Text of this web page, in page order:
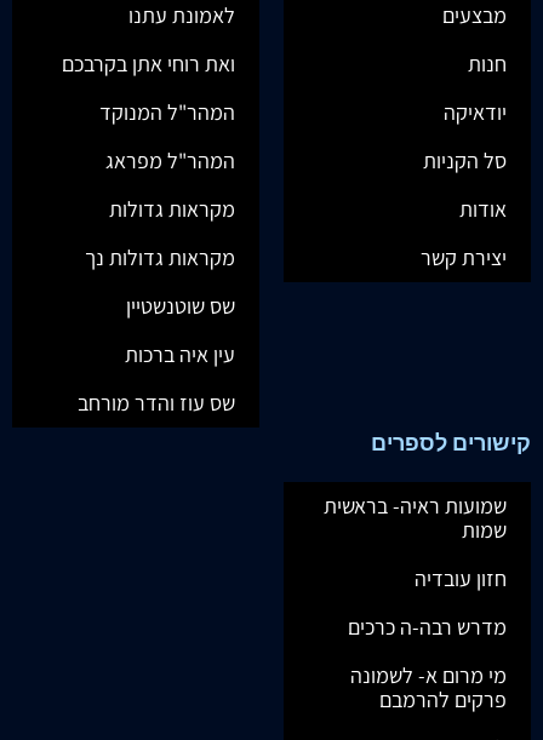
מבצעים
חנות
יודאיקה
סל הקניות
אודות
יצירת קשר
לאמונת עתנו
ואת רוחי אתן בקרבכם
המהר"ל המנוקד
המהר"ל מפראג
מקראות גדולות
מקראות גדולות נך
שס שוטנשטיין
עין איה ברכות
שס עוז והדר מורחב
קישורים לספרים
שמועות ראיה- בראשית
שמות
חזון עובדיה
מדרש רבה-ה כרכים
מי מרום א- לשמונה
פרקים להרמבם